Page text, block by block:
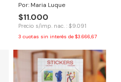
Por: Maria Luque
$11.000
Precio s/imp. nac. : $9.091
3 cuotas sin interés de $3.666,67